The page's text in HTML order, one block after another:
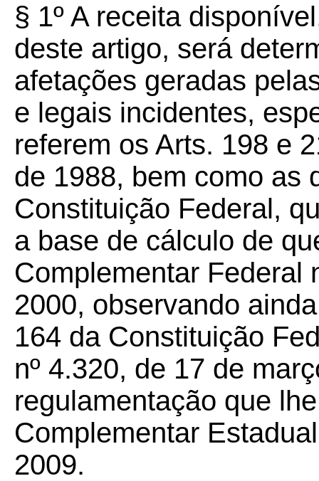
§ 1º A receita
deste artigo, será
afetações geradas
e legais incidentes,
referem os Arts. 198 e
de 1988, bem como as
Constituição Federal,
a base de cálculo de
Complementar Federal
2000, observando
164 da Constituição
nº 4.320, de 17 de
regulamentação que
Complementar
2009.